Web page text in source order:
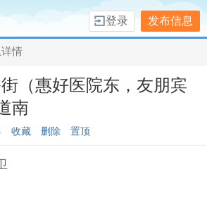
发布信息
登录
情
（惠好医院东，友朋宾
南
收藏 删除 置顶